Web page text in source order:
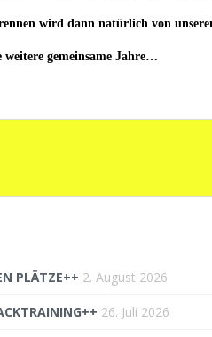
wird dann natürlich von
gemeinsame Jahre…
PLÄTZE++ 2. August 2026
26. Juli 2026